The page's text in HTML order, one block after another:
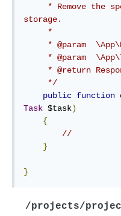
storage.
     */
public function
Task $task)
{
//
}
}
projects/